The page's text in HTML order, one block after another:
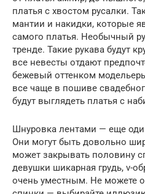
платья с хвостом русалки.
мантии и накидки, которые
самого платья. Необычный
тренде. Такие рукава будут
все невесты отдают
бежевый оттенком
все чаще в пошиве
будут выглядеть платья с
Шнуровка лентами — еще
Они могут быть довольно
может закрывать половину
девушки шикарная грудь, v-
очень уместным. Не можете